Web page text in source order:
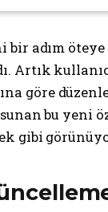
bir adım
Artık
göre
bu yeni
gibi